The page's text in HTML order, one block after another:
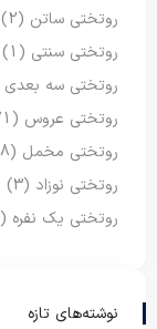
روتختی ساتن (2)
روتختی سنتی (1)
روتختی سه بعدی
روتختی عروس (71)
روتختی مخمل (18)
روتختی نوزاد (3)
روتختی یک نفره (83)
نوشته‌های تازه